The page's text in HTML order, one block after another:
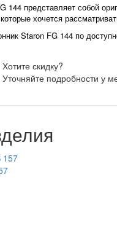
144 представляет собой
хочется
Staron FG 144 по
Хотите скидку?
Уточняйте подробности у